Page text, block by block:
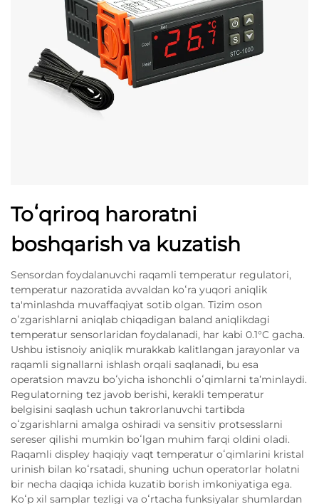
Toʻqriroq haroratni
boshqarish va kuzatish
Sensordan foydalanuvchi raqamli temperatur regulatori,
temperatur nazoratida avvaldan koʻra yuqori aniqlik
ta'minlashda muvaffaqiyat sotib olgan. Tizim oson
oʻzgarishlarni aniqlab chiqadigan baland aniqlikdagi
temperatur sensorlaridan foydalanadi, har kabi 0.1°C gacha.
Ushbu istisnoiy aniqlik murakkab kalitlangan jarayonlar va
raqamli signallarni ishlash orqali saqlanadi, bu esa
operatsion mavzu boʻyicha ishonchli oʻqimlarni taʼminlaydi.
Regulatorning tez javob berishi, kerakli temperatur
belgisini saqlash uchun takrorlanuvchi tartibda
oʻzgarishlarni amalga oshiradi va sensitiv protsesslarni
sereser qilishi mumkin boʻlgan muhim farqi oldini oladi.
Raqamli displey haqiqiy vaqt temperatur oʻqimlarini kristal
urinish bilan koʻrsatadi, shuning uchun operatorlar holatni
bir necha daqiqa ichida kuzatib borish imkoniyatiga ega.
Koʻp xil samplar tezligi va oʻrtacha funksiyalar shumlardan